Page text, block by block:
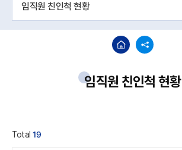
임직원 친인척 현황
임직원 친인척 현황
Total19